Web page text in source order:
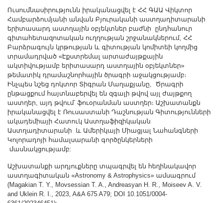
Ուսումնասիրությունն իրականացվել է ՀՀ ԳԱԱ Վիկտոր
Համբարձումյանի անվան Բյուրականի աստղադիտարանի
երիտասարդ աստղային օբյեկտներ բաժնի ընդհանուր
գիտահետազոտական ուղղության շրջանակներում, ՀՀ
Բարձրագույն կրթության և գիտության կոմիտեի կողմից
տրամադրված «Էքստրեմալ արտաժայթքային
ակտիվությամբ երիտասարդ աստղային օբյեկտներ»
թեմատիկ դրամաշնորհային ծրագրի աջակցությամբ։
Ինչպես նշեց դոկտոր Տիգրան Մաղաքյանը, Ծրագրի
ընթացքում հայտնաբերվել են զգալի թվով այլ ժայթքող
աստղեր, այդ թվում՝ ֆուօրանման աստղեր։ Աշխատանքն
իրականացվել է Ռուսաստանի Դաշնության Գիտությունների
ակադեմիայի Հատուկ Աստղաֆիզիկական
Աստղադիտարանի և Ամերիկայի Միացյալ Նահանգների
Կոլորադոյի համալսարանի գործընկերների
մասնակցությամբ:
Աշխատանքի արդյուքները տպագրվել են հեղինակավոր
աստղագիտական «Astronomy & Astrophysics» ամսագրում
(Magakian T. Y., Movsessian T. A., Andreasyan H. R., Moiseev A. V.
and Uklein R. I., 2023, A&A 675 A79; DOI 10.1051/0004-